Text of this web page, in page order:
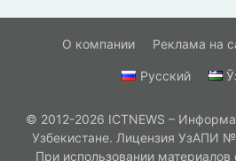
О компании Реклама на
Русский
© 2012-2026 ICTNEWS –
Узбекистане. Лицензия УзАПИ
При использовании материалов